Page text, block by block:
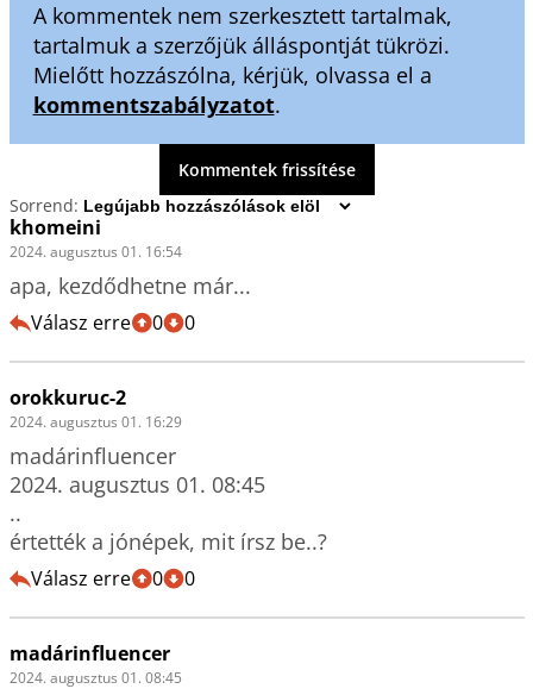
A kommentek nem szerkesztett tartalmak,
tartalmuk a szerzőjük álláspontját tükrözi.
Mielőtt hozzászólna, kérjük, olvassa el a
kommentszabályzatot.
Kommentek frissítése
Sorrend:
khomeini
2024. augusztus 01. 16:54
apa, kezdődhetne már...
Válasz erre 0 0
orokkuruc-2
2024. augusztus 01. 16:29
madárinfluencer
2024. augusztus 01. 08:45
..
értették a jónépek, mit írsz be..?
Válasz erre 0 0
madárinfluencer
2024. augusztus 01. 08:45